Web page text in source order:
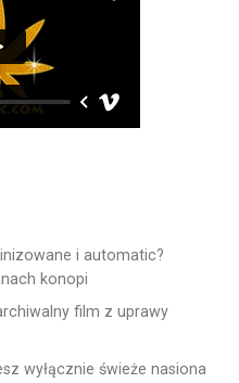
i automatic?
konopi
film z uprawy
wyłącznie świeże nasiona